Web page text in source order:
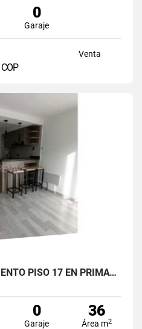
0
Garaje
Venta
COP
SE ARRIENDA APARTAMENTO PISO 17 EN PRIMAVERA 6-39 PUENTE ARANDA
0
Garaje
36
Área m2